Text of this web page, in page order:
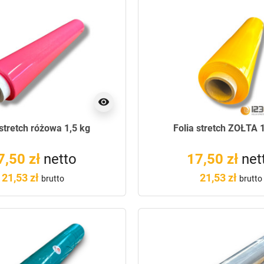
visibility
różowa 1,5 kg
zł netto
21,53 zł brutto
Folia stretch ŻÓŁTA
17,50 zł
21,53 zł brutto